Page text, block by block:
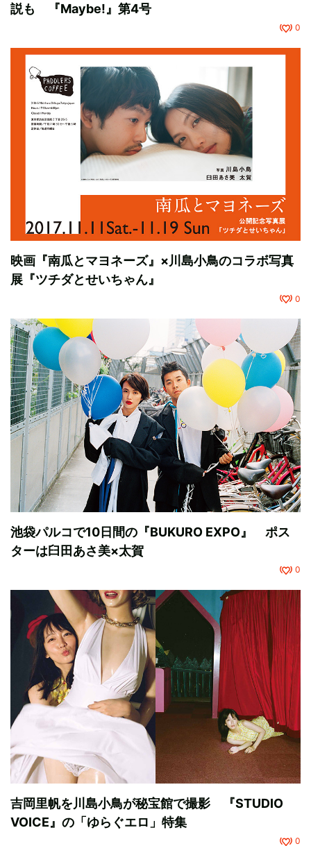
説も 『Maybe!』第4号
0
映画『南瓜とマヨネーズ』×川島小鳥のコラボ写真
展『ツチダとせいちゃん』
0
池袋パルコで10日間の『BUKURO EXPO』 ポス
ターは臼田あさ美×太賀
0
吉岡里帆を川島小鳥が秘宝館で撮影 『STUDIO
VOICE』の「ゆらぐエロ」特集
0